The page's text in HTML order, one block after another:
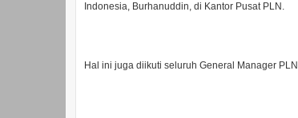
Indonesia, Burhanuddin, di Kantor Pusat PLN.
Hal ini juga diikuti seluruh General Manager